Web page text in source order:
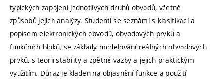
typických zapojení jednotlivých druhů obvodů, včetně
způsobů jejich analýzy. Studenti se seznámí s klasifikací a
popisem elektronických obvodů, obvodových prvků a
funkčních bloků, se základy modelování reálných obvodových
prvků, s teorií stability a zpětné vazby a jejich praktickým
využitím. Důraz je kladen na objasnění funkce a použití